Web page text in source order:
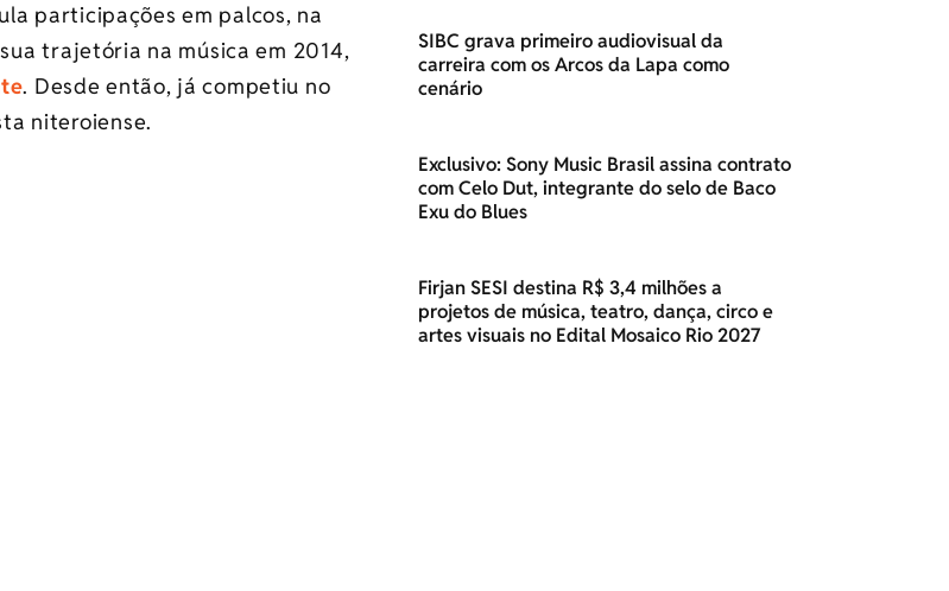
participações em palcos, na
trajetória na música em 2014,
. Desde então, já competiu no
niteroiense.
SIBC grava primeiro audiovisual da
carreira com os Arcos da Lapa como
cenário
Exclusivo: Sony Music Brasil assina contrato
com Celo Dut, integrante do selo de Baco
Exu do Blues
Firjan SESI destina R$ 3,4 milhões a
projetos de música, teatro, dança, circo e
artes visuais no Edital Mosaico Rio 2027